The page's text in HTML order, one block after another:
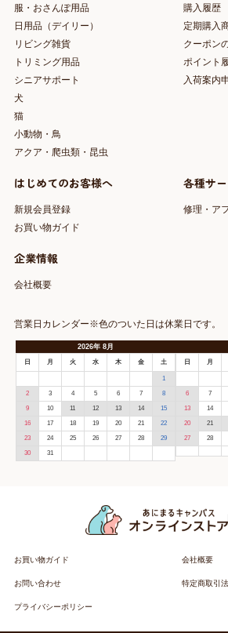
服・おさんぽ用品
日用品（デイリー）
リビング雑貨
トリミング用品
シニアサポート
犬
猫
小動物・鳥
アクア・爬虫類・昆虫
購入履歴
定期購入
クーポン
ポイント
入荷案内
はじめてのお客様へ
新規会員登録
お買い物ガイド
各種サ
修理・ア
企業情報
会社概要
営業日カレンダー※色のついた日は休業日です。
2026年 8月
日 月 火 水 木 金 土
1
2 3 4 5 6 7 8
9 10 11 12 13 14 15
16 17 18 19 20 21 22
23 24 25 26 27 28 29
30 31
日 月
6 7
13 14
20 21
27 28
お買い物ガイド 会社概要
お問い合わせ 特定商取引
プライバシーポリシー